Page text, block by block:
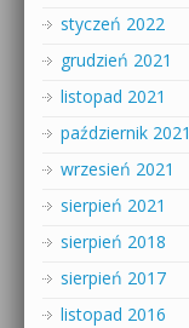
styczeń 2022
grudzień 2021
listopad 2021
październik 2021
wrzesień 2021
sierpień 2021
sierpień 2018
sierpień 2017
listopad 2016